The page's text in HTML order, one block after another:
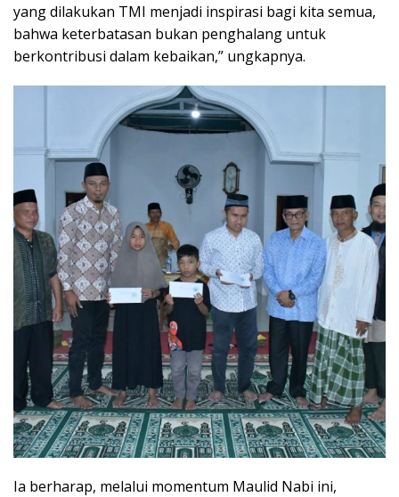
yang dilakukan TMI menjadi inspirasi bagi kita semua,
bahwa keterbatasan bukan penghalang untuk
berkontribusi dalam kebaikan,” ungkapnya.
Ia berharap, melalui momentum Maulid Nabi ini,